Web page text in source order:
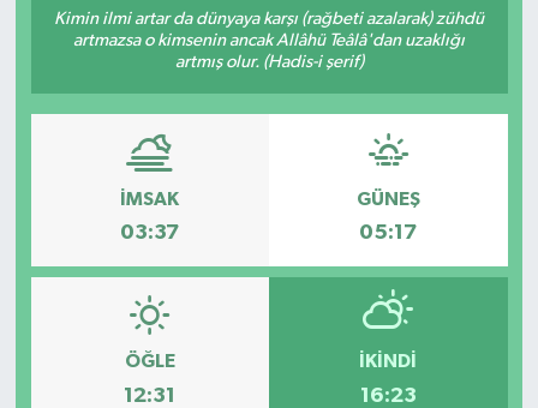
Kimin ilmi artar da dünyaya karşı (rağbeti azalarak) zühdü
artmazsa o kimsenin ancak Allâhü Teâlâ'dan uzaklığı
artmış olur. (Hadis-i şerif)
İMSAK
03:37
GÜNEŞ
05:17
ÖĞLE
12:31
İKINDI
16:23
RESMİ İLANLAR